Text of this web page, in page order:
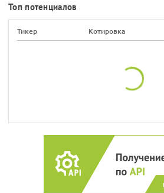
Топ потенциалов
Тикер Котировка